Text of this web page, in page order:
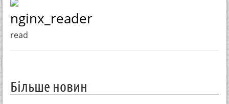
nginx_reader
read
Більше новин